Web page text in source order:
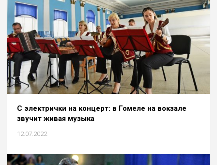
С электрички на концерт: в Гомеле на вокзале
звучит живая музыка
12.07.2022